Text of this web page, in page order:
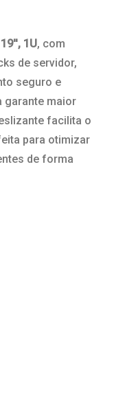
1U, com
de servidor,
seguro e
garante maior
facilita o
para otimizar
de forma